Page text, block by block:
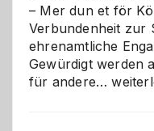
– Mer dun et för
Verbundenheit zur
ehrenamtliche
Gewürdigt werden
für andere…Kölner